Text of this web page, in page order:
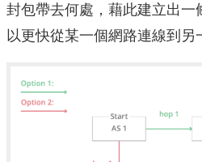
封包帶去何處，藉此建立出一
以更快從某一個網路連線到另